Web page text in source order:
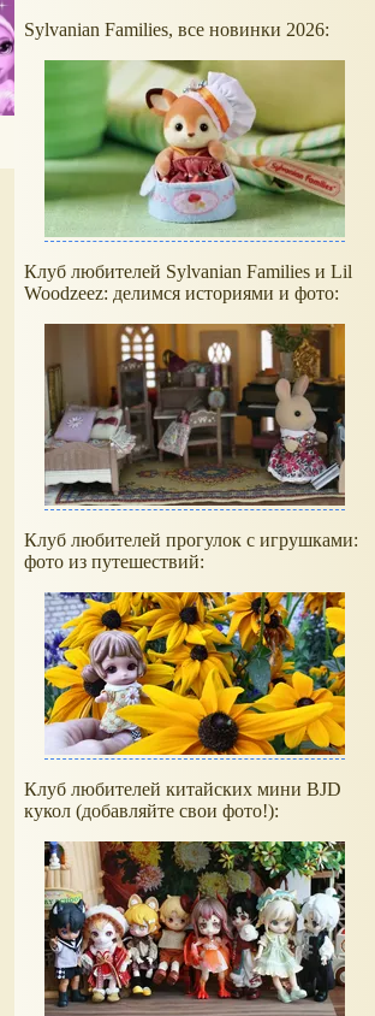
Sylvanian Families, все новинки 2026:
Клуб любителей Sylvanian Families и Lil
Woodzeez: делимся историями и фото:
Клуб любителей прогулок с игрушками:
фото из путешествий:
Клуб любителей китайских мини BJD
кукол (добавляйте свои фото!):